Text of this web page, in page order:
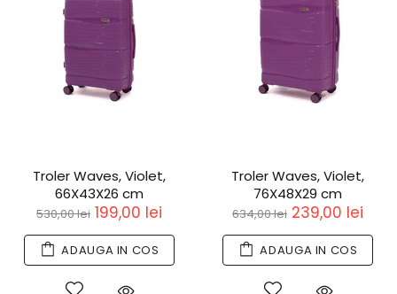
Troler Waves, Violet,
66X43X26 cm
530,00 lei 199,00 lei
ADAUGA IN COS
Troler Waves, Violet,
76X48X29 cm
634,00 lei 239,00 lei
ADAUGA IN COS